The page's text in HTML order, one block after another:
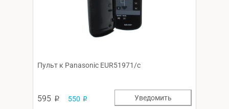
Пульт к Panasonic EUR51971/c
595 p 550 p Уведомить